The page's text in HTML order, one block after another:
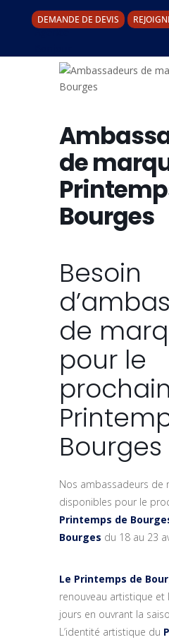
DEMANDE DE DEVIS
de
Bourges
Besoin
de
pour le
prochain
Bourges
Nos ambassadeurs de
disponibles pour le
Printemps de
Bourges du 18 au 23
Le Printemps de
renouveau artistique et
jours en ouvrant la
L’identité artistique du